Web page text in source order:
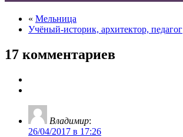
« Мельница
Учёный-историк, архитектор, педагог
17 комментариев
Владимир:
26/04/2017 в 17:26